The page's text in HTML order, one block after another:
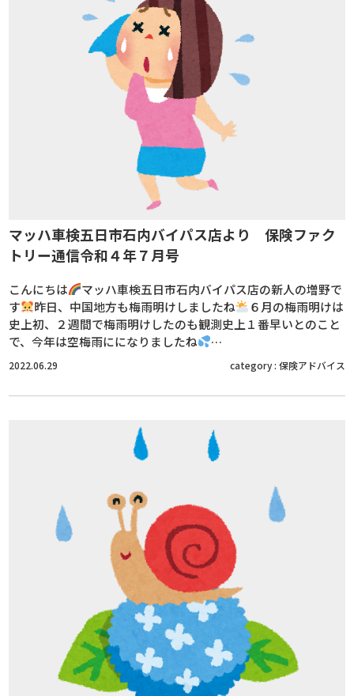
マッハ車検五日市石内バイパス店より 保険ファク
トリー通信令和４年７月号
こんにちは
マッハ車検五日市石内バイパス店の新人の増野で
す
昨日、中国地方も梅雨明けしましたね
６月の梅雨明けは
史上初、２週間で梅雨明けしたのも観測史上１番早いとのこと
で、今年は空梅雨にになりましたね
…
2022.06.29 category : 保険アドバイス